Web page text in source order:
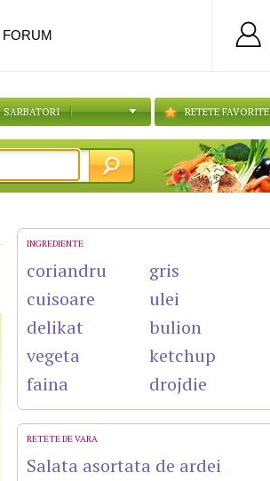
SARBATORI RETETE FAVORITE
INGREDIENTE
coriandru
cuisoare
delikat
vegeta
faina
gris
ulei
bulion
ketchup
drojdie
RETETE DE VARA
Salata asortata de ardei
FORUM